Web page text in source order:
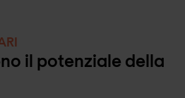
il potenziale della